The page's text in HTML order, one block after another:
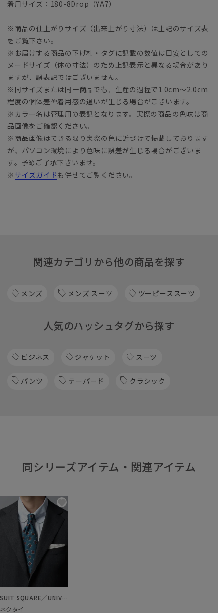
着用サイズ：180-8Drop（YA7）
※商品の仕上がりサイズ（出来上がり寸法）は上記のサイズ表
をご覧下さい。
※お届けする商品の下げ札・タグに記載の数値は目安としての
ヌードサイズ（体の寸法）のため上記表示と異なる場合があり
ますが、誤表記ではございません。
※同サイズまたは同一商品でも、生産の過程で1.0cm～2.0cm
程度の個体差や着用感の違いが生じる場合がございます。
※カラー名は管理用の表記となります。実際の商品の色味は商
品画像をご確認ください。
※商品画像はできる限り実際の色に近づけて掲載しております
が、パソコン環境により色味に誤差が生じる場合がございま
す。予めご了承下さいませ。
※ サイズガイドも併せてご覧ください。
関連カテゴリから他の商品を探す
メンズ メンズ スーツ ツーピーススーツ
人気のハッシュタグから探す
ビジネス ジャケット スーツ
パンツ テーパード クラシック
同シリーズアイテム・関連アイテム
SUIT SQUARE／UNIVERSAL LANGUAGE
ネクタイ